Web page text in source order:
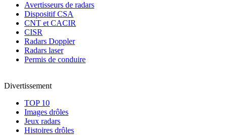
Avertisseurs de radars
Dispositif CSA
CNT et CACIR
CISR
Radars Doppler
Radars laser
Permis de conduire
Divertissement
TOP 10
Images drôles
Jeux radars
Histoires drôles